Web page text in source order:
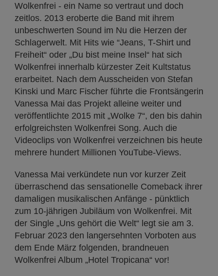
Wolkenfrei - ein Name so vertraut und doch
zeitlos. 2013 eroberte die Band mit ihrem
unbeschwerten Sound im Nu die Herzen der
Schlagerwelt. Mit Hits wie “Jeans, T-Shirt und
Freiheit“ oder „Du bist meine Insel“ hat sich
Wolkenfrei innerhalb kürzester Zeit Kultstatus
erarbeitet. Nach dem Ausscheiden von Stefan
Kinski und Marc Fischer führte die Frontsängerin
Vanessa Mai das Projekt alleine weiter und
veröffentlichte 2015 mit „Wolke 7“, den bis dahin
erfolgreichsten Wolkenfrei Song. Auch die
Videoclips von Wolkenfrei verzeichnen bis heute
mehrere hundert Millionen YouTube-Views.
Vanessa Mai verkündete nun vor kurzer Zeit
überraschend das sensationelle Comeback ihrer
damaligen musikalischen Anfänge - pünktlich
zum 10-jährigen Jubiläum von Wolkenfrei. Mit
der Single „Uns gehört die Welt“ legt sie am 3.
Februar 2023 den langersehnten Vorboten aus
dem Ende März folgenden, brandneuen
Wolkenfrei Album „Hotel Tropicana“ vor!